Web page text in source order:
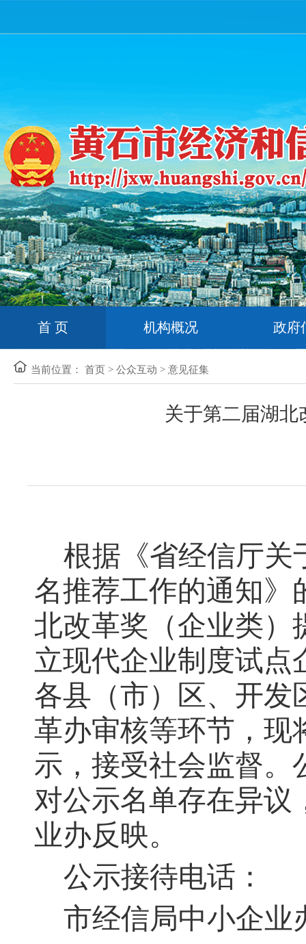
首 页 机构概况 政府
当前位置： 首页 > 公众互动 > 意见征集
关于第二届湖
根据《省经信厅关
名推荐工作的通知》
北改革奖（企业类）
立现代企业制度试点
各县（市）区、开发
革办审核等环节，现
示，接受社会监督。
对公示名单存在异议
业办反映。
公示接待电话：
市经信局中小企业